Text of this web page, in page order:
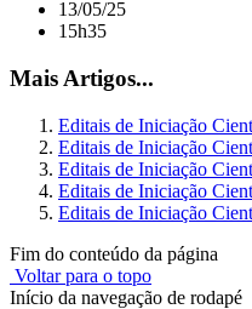
13/05/25
15h35
Mais Artigos...
Editais de Iniciação
Editais de Iniciação
Editais de Iniciação
Editais de Iniciação
Editais de Iniciação
Fim do conteúdo da página
Voltar para o topo
Início da navegação de rodapé